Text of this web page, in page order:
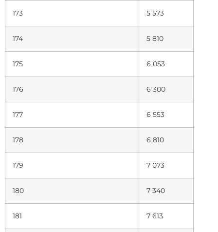
173 5 573
174 5 810
175 6 053
176 6 300
177 6 553
178 6 810
179 7 073
180 7 340
181 7 613